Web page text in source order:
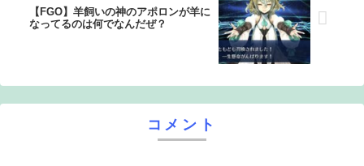
【FGO】羊飼いの神のアポロンが羊に
なってるのは何でなんだぜ？
コメント